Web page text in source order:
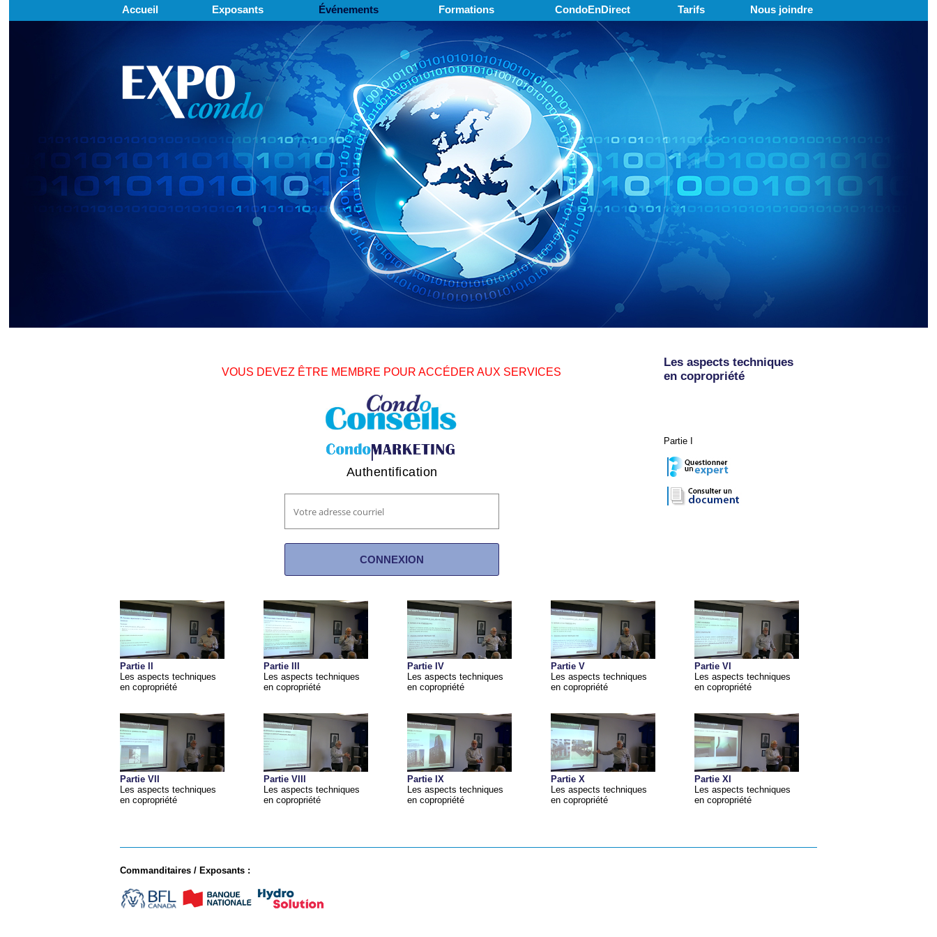
Accueil Exposants Événements Formations CondoEnDirect Tarifs Nous joindre
VOUS DEVEZ ÊTRE MEMBRE POUR ACCÉDER AUX SERVICES
Authentification
Les aspects techniques
en copropriété
Partie I
Partie II
Les aspects techniques
en copropriété
Partie III
Les aspects techniques
en copropriété
Partie IV
Les aspects techniques
en copropriété
Partie V
Les aspects techniques
en copropriété
Partie VI
Les aspects techniques
en copropriété
Partie VII
Les aspects techniques
en copropriété
Partie VIII
Les aspects techniques
en copropriété
Partie IX
Les aspects techniques
en copropriété
Partie X
Les aspects techniques
en copropriété
Partie XI
Les aspects techniques
en copropriété
Commanditaires / Exposants :